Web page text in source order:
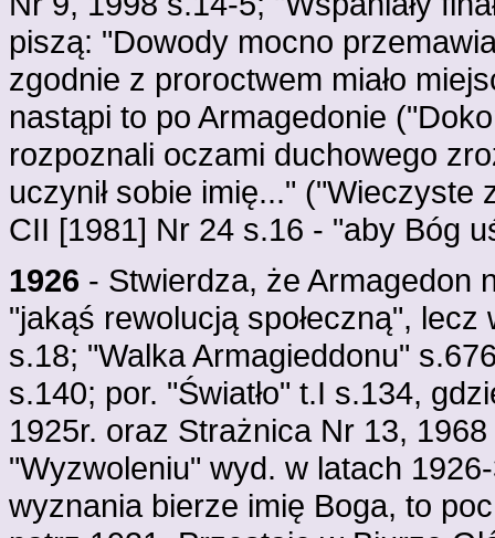
piszą: "Dowody mocno
zgodnie z proroctwem miało
nastąpi to po Armagedonie
rozpoznali oczami duchowego
uczynił sobie imię..."
CII [1981] Nr 24 s.16 - "aby Bóg
1926 - Stwierdza, że Armagedon
"jakąś rewolucją społeczną",
s.18; "Walka Armagieddonu"
s.140; por. "Światło" t.I s.134,
1925r. oraz Strażnica Nr 13,
"Wyzwoleniu" wyd. w latach
wyznania bierze imię Boga, to